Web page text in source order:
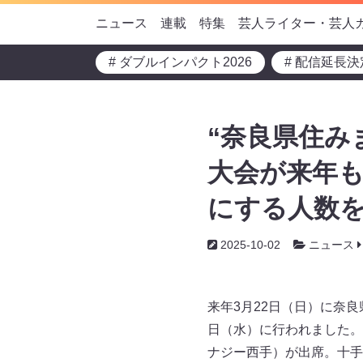
ニュース 連載 特集 芸人ライター・芸人
# ダブルインパクト2026 # 配信延長決
“奈良県住
大会が来年
にする人数
2025-10-02 ニュース
来年3月22日（日）に奈
日（水）に行われました
ナジー西手）が出席。十